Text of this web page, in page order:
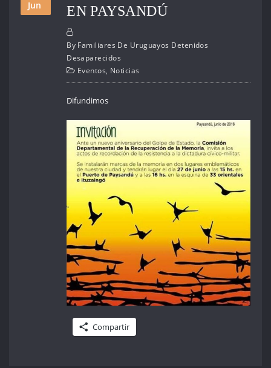
Jun
EN PAYSANDÚ
By Familiares De Uruguayos Detenidos
Desaparecidos
Eventos, Noticias
Difundimos
Compartir